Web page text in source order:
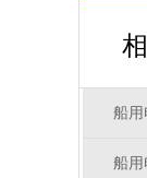
船用
船用